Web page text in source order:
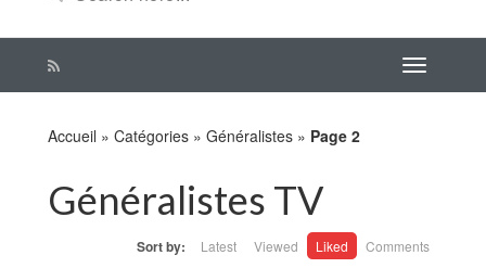
Accueil » Catégories » Généralistes » Page 2
Généralistes TV
Sort by: Latest Viewed Liked Comments